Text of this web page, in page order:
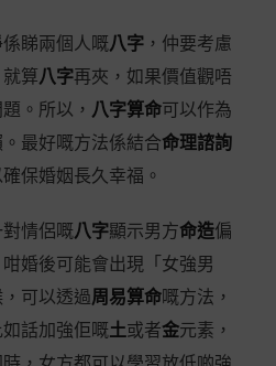
係睇兩個人嘅八字 ，仲要考慮
就算八字再夾，如果價值觀唔
。所以， 八字算命可以作為
最好嘅方法係結合命理諮詢
保婚姻長久幸福。
情侶嘅八字顯示男方命造偏
婚後可能會出現「女強男
可以透過周易算命嘅方法，
如話加強佢嘅土或者金元素，